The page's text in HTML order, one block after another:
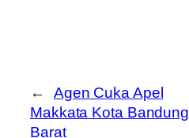
←
Agen Cuka Apel
Makkata Kota Bandung
Barat